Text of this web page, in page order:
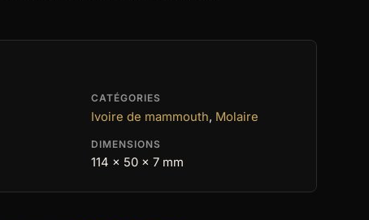
CATÉGORIES
Ivoire de mammouth, Molaire
DIMENSIONS
114 x 50 x 7 mm